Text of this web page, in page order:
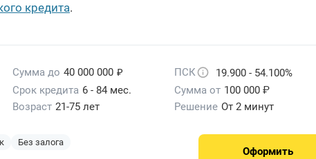
кредита.
Сумма до 40 000 000 ₽ ПСК
19.900 - 54.100%
Срок кредита 6 - 84 мес. Сумма от 100 000 ₽
Возраст 21-75 лет Решение От 2 минут
Без залога
Оформить